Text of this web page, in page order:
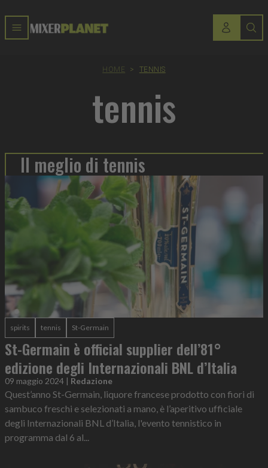
HOME > TENNIS
tennis
Il meglio di tennis
spirits tennis St-Germain
St-Germain è official supplier dell’81°
edizione degli Internazionali BNL d’Italia
09 maggio 2024 | Redazione
Quest’anno St-Germain, liquore francese prodotto con fiori di
sambuco freschi e selezionati a mano, è l’aperitivo ufficiale
degli Internazionali BNL d’Italia, l'evento tennistico in
programma dal 6 al...